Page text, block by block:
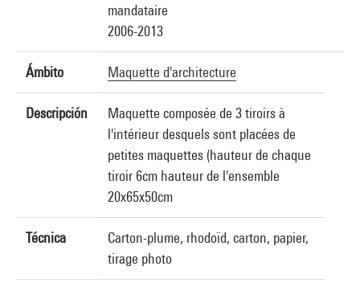
mandataire
2006-2013
Ámbito Maquette d'architecture
Descripción
Maquette composée de 3 tiroirs à
l'intérieur desquels sont placées de
petites maquettes (hauteur de chaque
tiroir 6cm hauteur de l'ensemble
20x65x50cm
Técnica
Carton-plume, rhodoïd, carton, papier,
tirage photo